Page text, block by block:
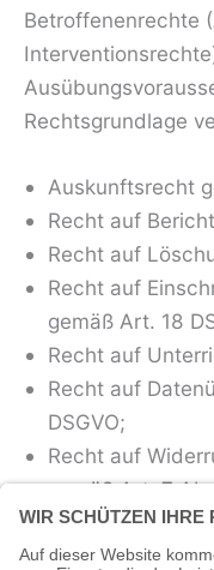
Betroffenenrechte
Rechtsgrundlage
Auskunftsrecht
Recht auf
Recht auf
Recht auf
gemäß Art. 18
Recht auf
Recht auf
DSGVO;
Recht auf
gemäß Art. 7
Recht auf
10.2